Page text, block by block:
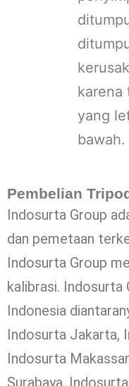
karena
yang
bawah.
Pembelian
Indosurta Group
dan pemetaan
Indosurta Group
kalibrasi. Indosurta
Indonesia
Indosurta Jakarta,
Indosurta
Surabaya,